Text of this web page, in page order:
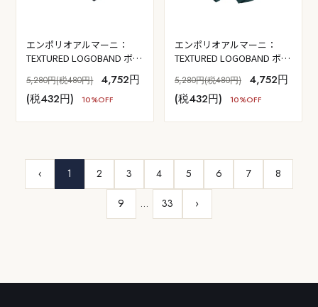
エンポリオアルマーニ：
TEXTURED LOGOBAND ボク
サーパンツ (アルマーニ・ブ
ルー)
5,280円(税480円)
4,752円
(税432円)
10%OFF
エンポリオアルマーニ：
TEXTURED LOGOBAND ボク
5,280円(税480円)
4,752円
(税432円)
10%OFF
‹ 1 2 3 4 5 6 7 8
9 … 33 ›